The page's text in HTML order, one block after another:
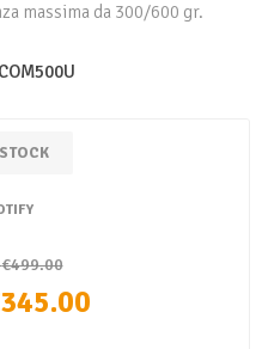
massima da 300/600 gr.
€499.00